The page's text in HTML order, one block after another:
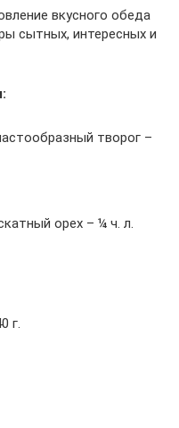
вкусного обеда
сытных, интересных и
творог –
орех – ¼ ч. л.
г.